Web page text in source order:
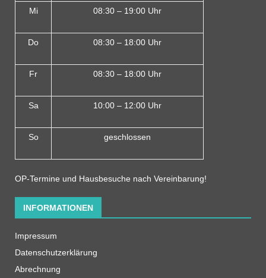
Mi 08:30 – 19:00 Uhr
Do 08:30 – 18:00 Uhr
Fr 08:30 – 18:00 Uhr
Sa 10:00 – 12:00 Uhr
So geschlossen
OP-Termine und Hausbesuche nach Vereinbarung!
INFORMATIONEN
Impressum
Datenschutzerklärung
Abrechnung